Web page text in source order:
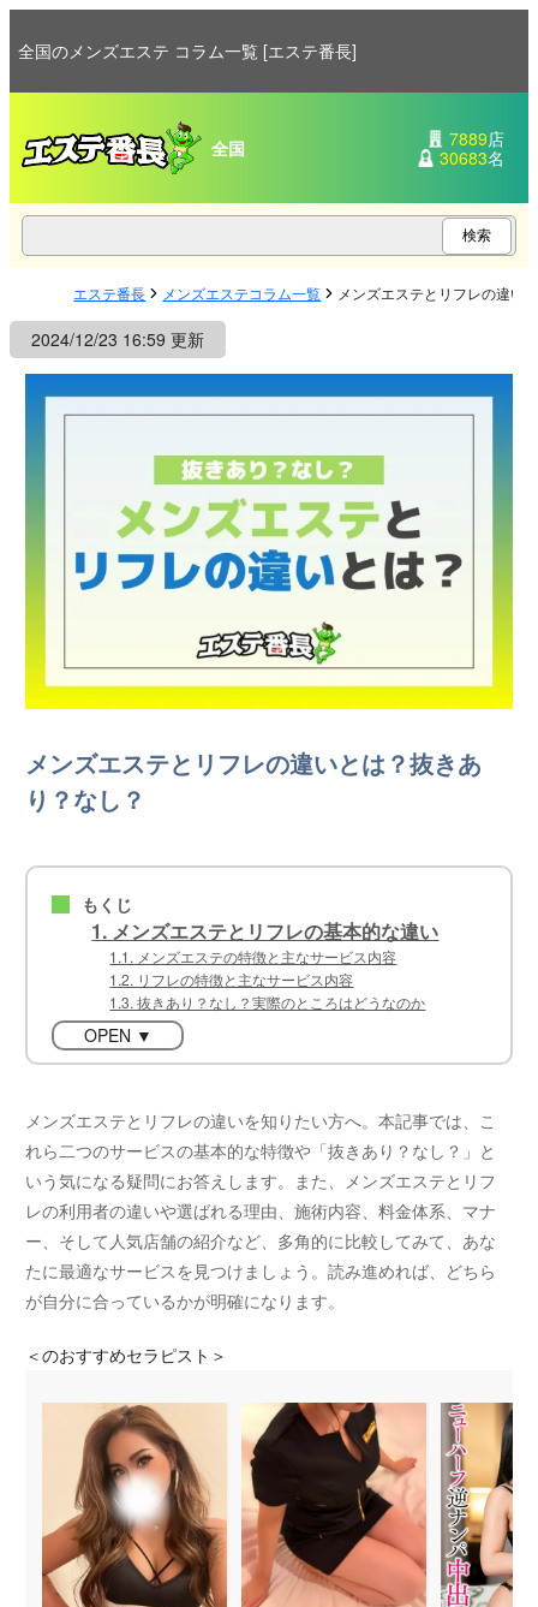
全国のメンズエステ コラム一覧 [エステ番長]
全国 7889店
30683名
エステ番長 メンズエステコラム一覧 メンズエステとリフレの違い
2024/12/23 16:59 更新
メンズエステとリフレの違いとは？抜きあ
り？なし？
■ もくじ
1. メンズエステとリフレの基本的な違い
1.1. メンズエステの特徴と主なサービス内容
1.2. リフレの特徴と主なサービス内容
1.3. 抜きあり？なし？実際のところはどうなのか
OPEN ▼
メンズエステとリフレの違いを知りたい方へ。本記事では、こ
れら二つのサービスの基本的な特徴や「抜きあり？なし？」と
いう気になる疑問にお答えします。また、メンズエステとリフ
レの利用者の違いや選ばれる理由、施術内容、料金体系、マナ
ー、そして人気店舗の紹介など、多角的に比較してみて、あな
たに最適なサービスを見つけましょう。読み進めれば、どちら
が自分に合っているかが明確になります。
＜のおすすめセラピスト＞